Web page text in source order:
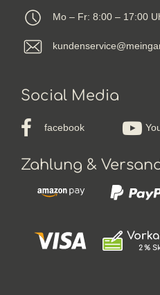
Mo – Fr: 8:00 – 17:00
Social Media
facebook
Zahlung &